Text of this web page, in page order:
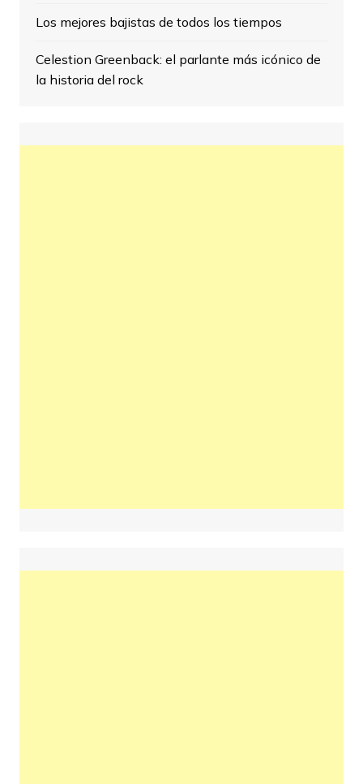
Los mejores bajistas de todos los tiempos
Celestion Greenback: el parlante más icónico de
la historia del rock